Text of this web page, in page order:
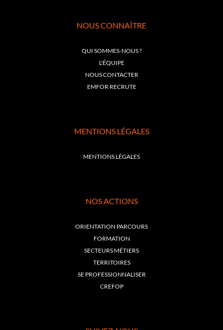
NOUS CONNAÎTRE
QUI SOMMES-NOUS ?
L'ÉQUIPE
NOUS CONTACTER
EMFOR RECRUTE
MENTIONS LÉGALES
MENTIONS LÉGALES
NOS ACTIONS
ORIENTATION PARCOURS
FORMATION
SECTEURS MÉTIERS
TERRITOIRES
SE PROFESSIONNALISER
CREFOP